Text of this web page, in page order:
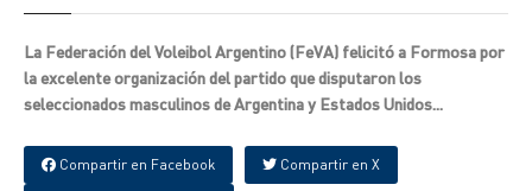
La Federación del Voleibol Argentino (FeVA) felicitó a Formosa por
la excelente organización del partido que disputaron los
seleccionados masculinos de Argentina y Estados Unidos...
Compartir en Facebook Compartir en X